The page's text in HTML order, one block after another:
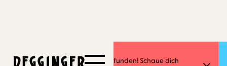
Dieses Event hat schon stattgefunden! Schaue dich
26.3.2025 -4.5.2025